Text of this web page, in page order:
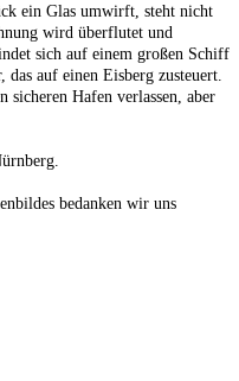
ein Glas umwirft, steht nicht
wird überflutet und
sich auf einem großen Schiff
auf einen Eisberg zusteuert.
Hafen verlassen, aber
bedanken wir uns